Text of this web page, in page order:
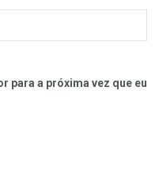
para a próxima vez que eu